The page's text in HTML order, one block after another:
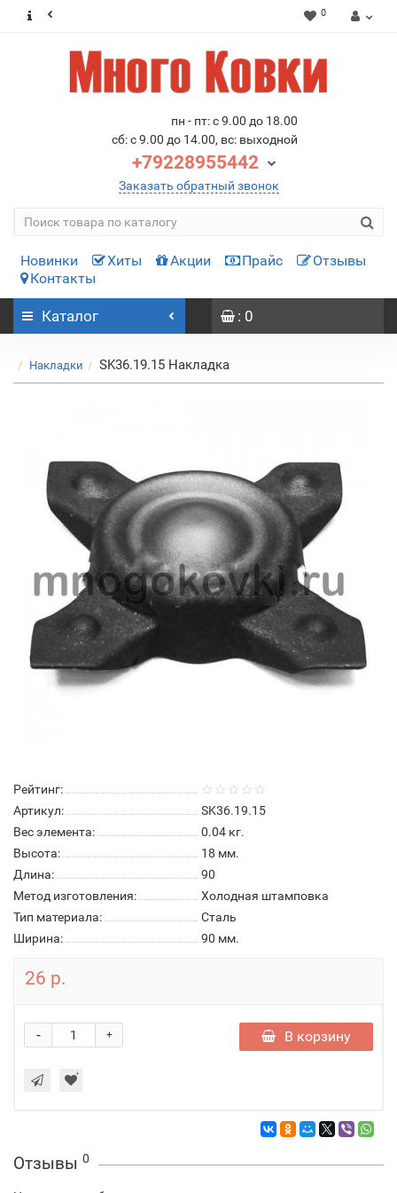
0
пн - пт: с 9.00 до 18.00
сб: с 9.00 до 14.00, вс: выходной
+79228955442
Заказать обратный звонок
Новинки Хиты Акции Прайс
Отзывы
Контакты
Каталог : 0
Накладки SK36.19.15 Накладка
Рейтинг:
Артикул:
SK36.19.15
Вес элемента:
0.04 кг.
Высота:
18 мм.
Длина:
90
Метод изготовления:
Холодная штамповка
Тип материала:
Сталь
Ширина:
90 мм.
26 р.
+
- В корзину
Отзывы 0